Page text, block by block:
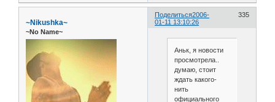
Поделиться 335
2006-
01-11 13:10:26
~Nikushka~
~No Name~
Аньк, я новости
просмотрела..
думаю, стоит
ждать какого-
нить
официального